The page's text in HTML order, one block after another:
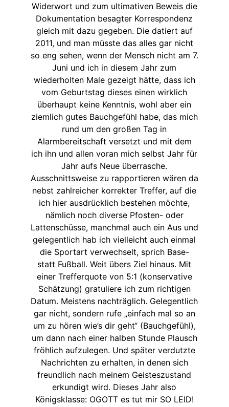
Widerwort und zum ultimativen Beweis die
Dokumentation besagter Korrespondenz
gleich mit dazu gegeben. Die datiert auf
2011, und man müsste das alles gar nicht
so eng sehen, wenn der Mensch nicht am 7.
Juni und ich in diesem Jahr zum
wiederholten Male gezeigt hätte, dass ich
vom Geburtstag dieses einen wirklich
überhaupt keine Kenntnis, wohl aber ein
ziemlich gutes Bauchgefühl habe, das mich
rund um den großen Tag in
Alarmbereitschaft versetzt und mit dem
ich ihn und allen voran mich selbst Jahr für
Jahr aufs Neue überrasche.
Ausschnittsweise zu rapportieren wären da
nebst zahlreicher korrekter Treffer, auf die
ich hier ausdrücklich bestehen möchte,
nämlich noch diverse Pfosten- oder
Lattenschüsse, manchmal auch ein Aus und
gelegentlich hab ich vielleicht auch einmal
die Sportart verwechselt, sprich Base-
statt Fußball. Weit übers Ziel hinaus. Mit
einer Trefferquote von 5:1 (konservative
Schätzung) gratuliere ich zum richtigen
Datum. Meistens nachträglich. Gelegentlich
gar nicht, sondern rufe „einfach mal so an
um zu hören wie’s dir geht“ (Bauchgefühl),
um dann nach einer halben Stunde Plausch
fröhlich aufzulegen. Und später verdutzte
Nachrichten zu erhalten, in denen sich
freundlich nach meinem Geisteszustand
erkundigt wird. Dieses Jahr also
Königsklasse: OGOTT es tut mir SO LEID!